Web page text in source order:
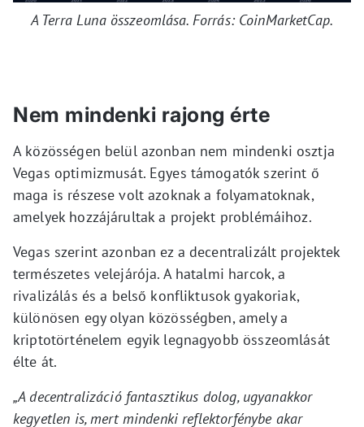
A Terra Luna összeomlása. Forrás: CoinMarketCap.
Nem mindenki rajong érte
A közösségen belül azonban nem mindenki osztja
Vegas optimizmusát. Egyes támogatók szerint ő
maga is részese volt azoknak a folyamatoknak,
amelyek hozzájárultak a projekt problémáihoz.
Vegas szerint azonban ez a decentralizált projektek
természetes velejárója. A hatalmi harcok, a
rivalizálás és a belső konfliktusok gyakoriak,
különösen egy olyan közösségben, amely a
kriptotörténelem egyik legnagyobb összeomlását
élte át.
„A decentralizáció fantasztikus dolog, ugyanakkor
kegyetlen is, mert mindenki reflektorfénybe akar